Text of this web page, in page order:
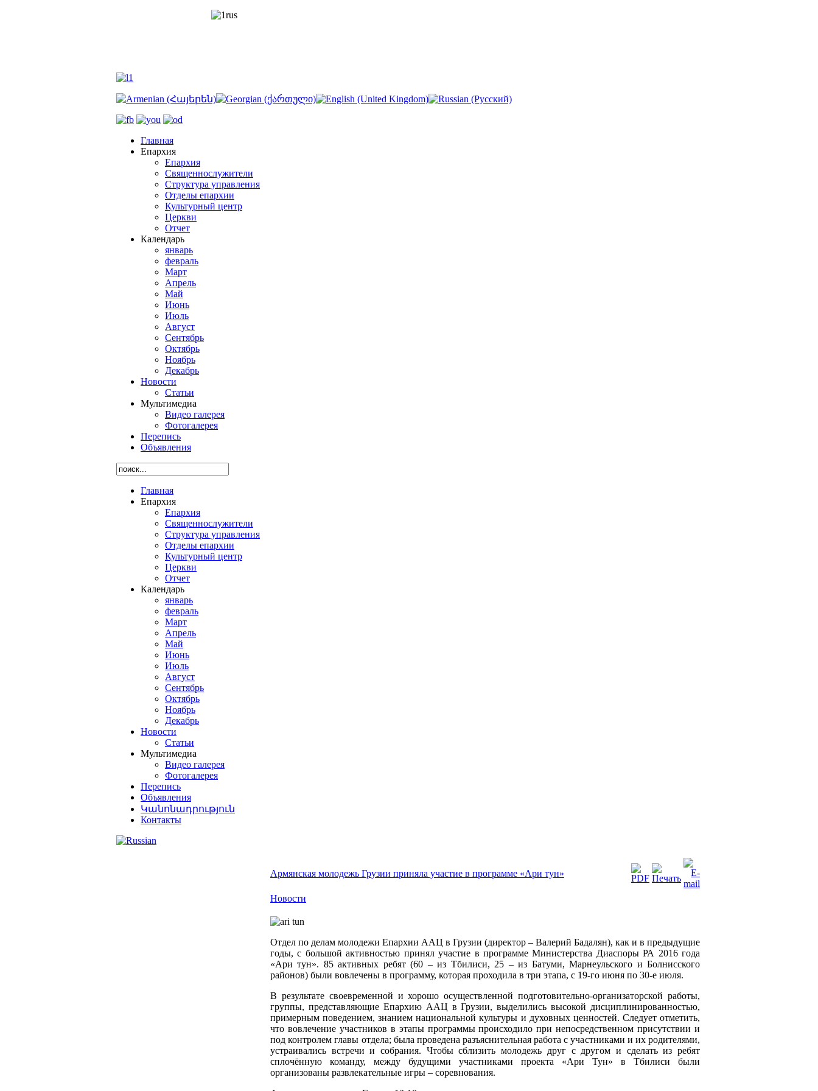
Главная
Епархия
Епархия
Священнослужители
Структура управления
Отделы епархии
Культурный центр
Церкви
Отчет
Календарь
январь
февраль
Март
Апрель
Май
Июнь
Июль
Август
Сентябрь
Октябрь
Ноябрь
Декабрь
Новости
Статьи
Мультимедиа
Видео галерея
Фотогалерея
Перепись
Объявления
Главная
Епархия
Епархия
Священнослужители
Структура управления
Отделы епархии
Культурный центр
Церкви
Отчет
Календарь
январь
февраль
Март
Апрель
Май
Июнь
Июль
Август
Сентябрь
Октябрь
Ноябрь
Декабрь
Новости
Статьи
Мультимедиа
Видео галерея
Фотогалерея
Перепись
Объявления
Կանոնադրություն
Контакты
Армянская молодежь Грузии приняла участие в программе «Ари тун»
Новости
Отдел по делам молодежи Епархии ААЦ в Грузии (директор – Валерий Бадалян), как и в предыдущие
годы, с большой активностью принял участие в программе Министерства Диаспоры РА 2016 года
«Ари тун». 85 активных ребят (60 – из Тбилиси, 25 – из Батуми, Марнеульского и Болнисского
районов) были вовлечены в программу, которая проходила в три этапа, с 19-го июня по 30-е июля.
В результате своевременной и хорошо осуществленной подготовительно-организаторской работы,
группы, представляющие Епархию ААЦ в Грузии, выделились высокой дисциплинированностью,
примерным поведением, знанием национальной культуры и духовных ценностей. Следует отметить,
что вовлечение участников в этапы программы происходило при непосредственном присутствии и
под контролем главы отдела; была проведена разъяснительная работа с участниками и их родителями,
устраивались встречи и собрания. Чтобы сблизить молодежь друг с другом и сделать из ребят
сплочённую команду, между будущими участниками проекта «Ари Тун» в Тбилиси были
организованы развлекательные игры – соревнования.